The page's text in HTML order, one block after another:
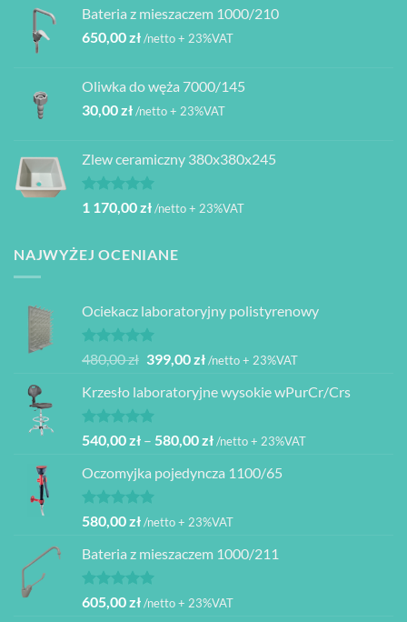
Bateria z mieszaczem 1000/210
650,00zł/netto + 23%VAT
Oliwka do węża 7000/145
30,00zł/netto + 23%VAT
Zlew ceramiczny 380x380x245
Oceniono
na 5
1 170,00zł/netto + 23%VAT
NAJWYŻEJ OCENIANE
Ociekacz laboratoryjny polistyrenowy
Oceniono
na 5
480,00zł Pierwotna
wynosiła:
480,00 zł.
399,00złAktualna
wynosi:
/netto + 23%VAT
Krzesło laboratoryjne wysokie wPurCr/Crs
Oceniono
na 5
540,00zł – 580,00złZakres
od
do
/netto + 23%VAT
Oczomyjka pojedyncza 1100/65
Oceniono
na 5
580,00zł/netto + 23%VAT
Bateria z mieszaczem 1000/211
Oceniono
na 5
605,00zł/netto + 23%VAT